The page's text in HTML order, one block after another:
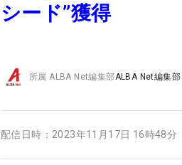
シード”獲得
所属ALBA Net編集部ALBA Net編集部
配信日時： 2023年11月17日 16時48分